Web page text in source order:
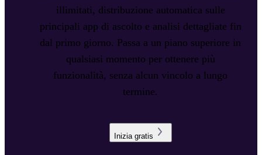
illimitati, distribuzione automatica sulle
principali app di ascolto e analisi dettagliate fin
dal primo giorno. Passa a un piano superiore in
qualsiasi momento per ottenere più
funzionalità, senza alcun vincolo a lungo
termine.
Inizia gratis